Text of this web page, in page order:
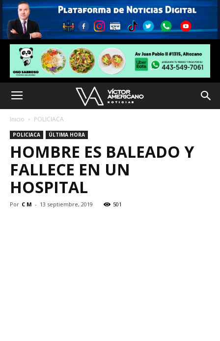
Inicio POLICIACA
POLICIACA ÚLTIMA HORA
HOMBRE ES BALEADO Y
FALLECE EN UN
HOSPITAL
Por C M - 13 septiembre, 2019 501